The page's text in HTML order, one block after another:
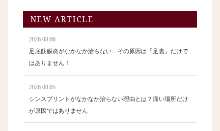
NEW ARTICLE
2026.08.06
足底筋膜炎がなかなか治らない…その原因は「足裏」だけで
はありません！
2026.08.05
シンスプリントがなかなか治らない理由とは？痛い場所だけ
が原因ではありません